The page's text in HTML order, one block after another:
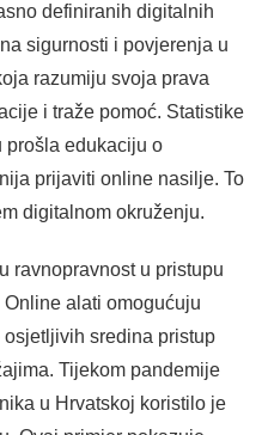
definiranih digitalnih
sigurnosti i povjerenja u
razumiju svoja prava
i traže pomoć. Statistike
prošla edukaciju o
prijaviti online nasilje. To
digitalnom okruženju.
ravnopravnost u pristupu
alati omogućuju
sredina pristup
Tijekom pandemije
u Hrvatskoj koristilo je